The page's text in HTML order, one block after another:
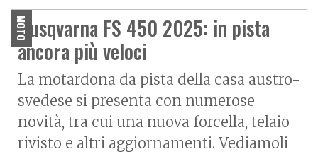
MOTO
Husqvarna FS 450 2025: in pista
ancora più veloci
La motardona da pista della casa austro-
svedese si presenta con numerose
novità, tra cui una nuova forcella, telaio
rivisto e altri aggiornamenti. Vediamoli